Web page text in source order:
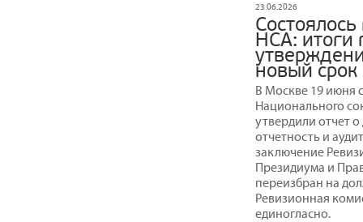
23.06.2026
НСА: итоги
новый срок
В Москве 19 июня
Национального
утвердили отчет о
отчетность и
заключение
Президиума и
переизбран на
Ревизионная
единогласно.